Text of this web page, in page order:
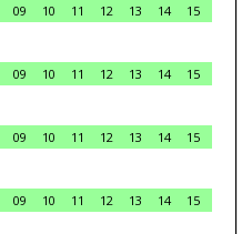
09 10 11 12 13 14
15
09 10 11 12 13 14
15
09 10 11 12 13 14
15
09 10 11 12 13 14
15